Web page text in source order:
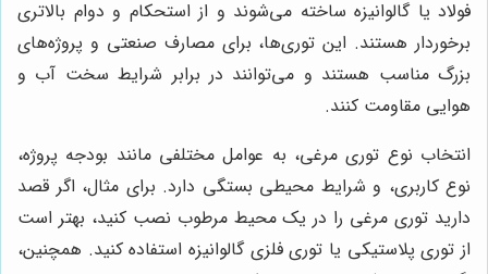
فولاد یا گالوانیزه ساخته می‌شوند و از استحکام و دوام بالاتری
برخوردار هستند. این توری‌ها، برای مصارف صنعتی و پروژه‌های
بزرگ مناسب هستند و می‌توانند در برابر شرایط سخت آب و
هوایی مقاومت کنند.
انتخاب نوع توری مرغی، به عوامل مختلفی مانند بودجه پروژه،
نوع کاربری، و شرایط محیطی بستگی دارد. برای مثال، اگر قصد
دارید توری مرغی را در یک محیط مرطوب نصب کنید، بهتر است
از توری پلاستیکی یا توری فلزی گالوانیزه استفاده کنید. همچنین،